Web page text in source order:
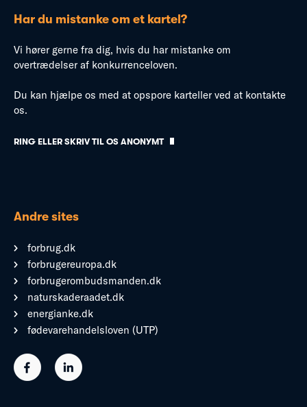
Har du mistanke om et kartel?
Vi hører gerne fra dig, hvis du har mistanke om
overtrædelser af konkurrenceloven.
Du kan hjælpe os med at opspore karteller ved at kontakte
os.
RING ELLER SKRIV TIL OS ANONYMT
Andre sites
forbrug.dk
forbrugereuropa.dk
forbrugerombudsmanden.dk
naturskaderaadet.dk
energianke.dk
fødevarehandelsloven (UTP)